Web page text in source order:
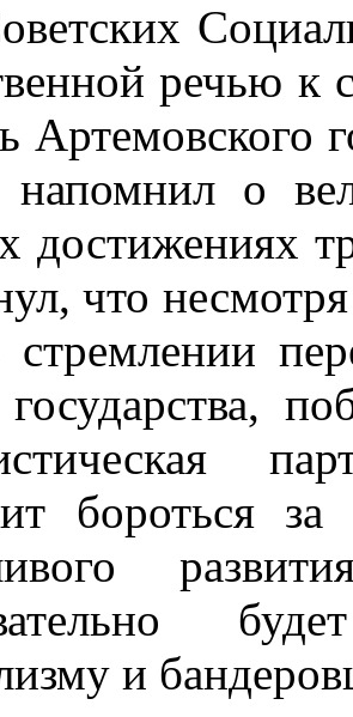
речью к
напомнил о
достижениях
что
стремлении
бороться
и